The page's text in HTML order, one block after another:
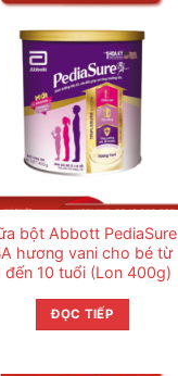
bột Abbott PediaSure
hương vani cho bé từ
đến 10 tuổi (Lon 400g)
ĐỌC TIẾP